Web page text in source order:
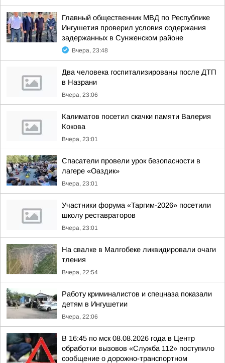
Главный общественник МВД по Республике
Ингушетия проверил условия содержания
задержанных в Сунженском районе
Вчера, 23:48
Два человека госпитализированы после ДТП
в Назрани
Вчера, 23:06
Калиматов посетил скачки памяти Валерия
Кокова
Вчера, 23:01
Спасатели провели урок безопасности в
лагере «Оаздик»
Вчера, 23:01
Участники форума «Таргим-2026» посетили
школу реставраторов
Вчера, 23:01
На свалке в Малгобеке ликвидировали очаги
тления
Вчера, 22:54
Работу криминалистов и спецназа показали
детям в Ингушетии
Вчера, 22:06
В 16:45 по мск 08.08.2026 года в Центр
обработки вызовов «Служба 112» поступило
сообщение о дорожно-транспортном